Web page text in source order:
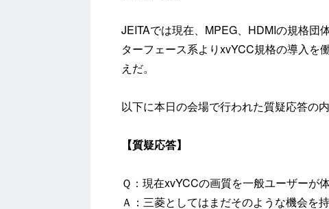
JEITAでは現在、MPEG、HDMIの規格団
ターフェース系よりxvYCC規格の導入を
えだ。
以下に本日の会場で行われた質疑応答の
【質疑応答】
Ｑ：現在xvYCCの画質を一般ユーザーが
Ａ：三菱としてはまだそのような機会を